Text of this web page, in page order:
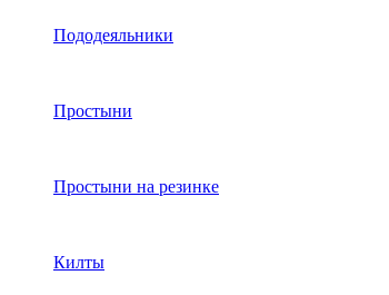
Пододеяльники
Простыни
Простыни на резинке
Килты